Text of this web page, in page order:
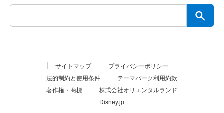
サイトマップ
プライバシーポリシー
法的制約と使用条件
テーマパーク利用約款
著作権・商標
株式会社オリエンタルランド
Disney.jp